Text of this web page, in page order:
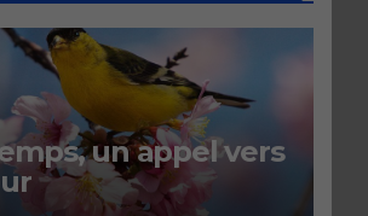
un appel vers